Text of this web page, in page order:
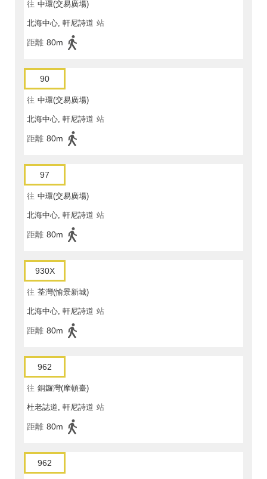
往 中環(交易廣場)
北海中心, 軒尼詩道 站
距離 80m
90
往 中環(交易廣場)
北海中心, 軒尼詩道 站
距離 80m
97
往 中環(交易廣場)
北海中心, 軒尼詩道 站
距離 80m
930X
往 荃灣(愉景新城)
北海中心, 軒尼詩道 站
距離 80m
962
往 銅鑼灣(摩頓臺)
杜老誌道, 軒尼詩道 站
距離 80m
962